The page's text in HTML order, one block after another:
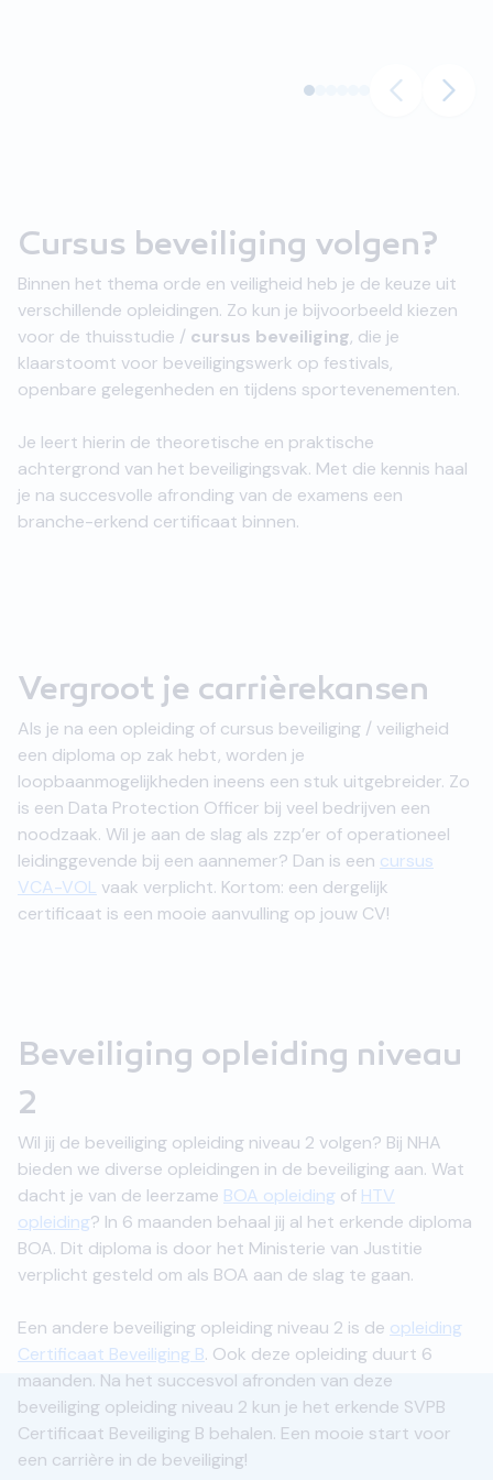
Cursus beveiliging volgen?
Binnen het thema orde en veiligheid heb je de keuze uit
verschillende opleidingen. Zo kun je bijvoorbeeld kiezen
voor de thuisstudie / cursus beveiliging, die je
klaarstoomt voor beveiligingswerk op festivals,
openbare gelegenheden en tijdens sportevenementen.
Je leert hierin de theoretische en praktische
achtergrond van het beveiligingsvak. Met die kennis haal
je na succesvolle afronding van de examens een
branche-erkend certificaat binnen.
Vergroot je carrièrekansen
Als je na een opleiding of cursus beveiliging / veiligheid
een diploma op zak hebt, worden je
loopbaanmogelijkheden ineens een stuk uitgebreider. Zo
is een Data Protection Officer bij veel bedrijven een
noodzaak. Wil je aan de slag als zzp’er of operationeel
leidinggevende bij een aannemer? Dan is een cursus
VCA-VOL vaak verplicht. Kortom: een dergelijk
certificaat is een mooie aanvulling op jouw CV!
Beveiliging opleiding niveau
2
Wil jij de beveiliging opleiding niveau 2 volgen? Bij NHA
bieden we diverse opleidingen in de beveiliging aan. Wat
dacht je van de leerzame BOA opleiding of HTV
opleiding? In 6 maanden behaal jij al het erkende diploma
BOA. Dit diploma is door het Ministerie van Justitie
verplicht gesteld om als BOA aan de slag te gaan.
Een andere beveiliging opleiding niveau 2 is de opleiding
Certificaat Beveiliging B. Ook deze opleiding duurt 6
maanden. Na het succesvol afronden van deze
beveiliging opleiding niveau 2 kun je het erkende SVPB
Certificaat Beveiliging B behalen. Een mooie start voor
een carrière in de beveiliging!